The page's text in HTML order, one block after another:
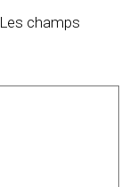
Les champs